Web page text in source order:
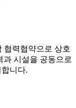
협력협약으로 상호
과 시설을 공동으로
니다.